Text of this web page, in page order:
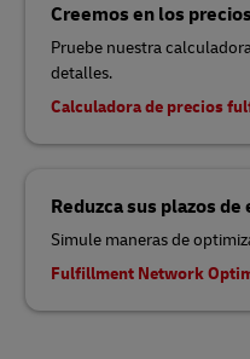
Creemos en los
Pruebe nuestra
detalles.
Calculadora de precios
Reduzca sus plazos de
Simule maneras de
Fulfillment Network